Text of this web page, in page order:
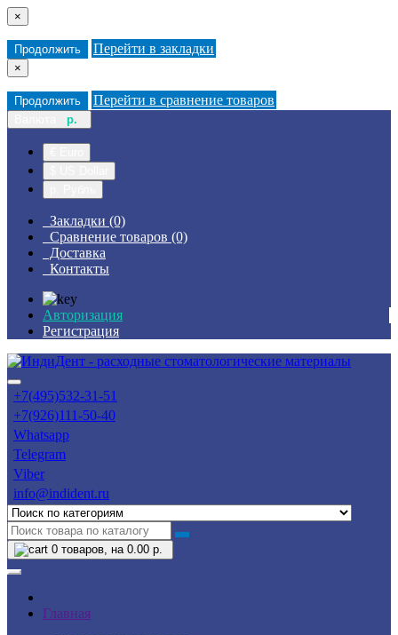
×
Продолжить Перейти в закладки
×
Продолжить Перейти в сравнение товаров
р.
Закладки (0)
Сравнение товаров (0)
Доставка
Контакты
Авторизация
Регистрация
+7(495)532-31-51
+7(926)111-50-40
Whatsapp
Telegram
Viber
info@indident.ru
0 товаров, на 0.00 р.
Главная